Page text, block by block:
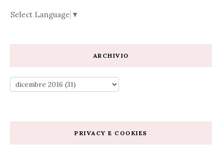
Select Language ▼
ARCHIVIO
PRIVACY E COOKIES